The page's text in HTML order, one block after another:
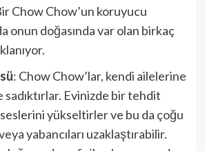
Chow Chow’un koruyucu
onun doğasında var olan birkaç
: Chow Chow’lar, kendi ailelerine
sadıktırlar. Evinizde bir tehdit
seslerini yükseltirler ve bu da çoğu
yabancıları uzaklaştırabilir.